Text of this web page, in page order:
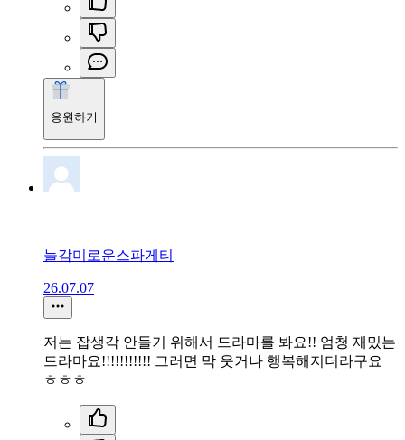
응원하기
늘감미로운스파게티
26.07.07
저는 잡생각 안들기 위해서 드라마를 봐요!! 엄청 재밌는
드라마요!!!!!!!!!!! 그러면 막 웃거나 행복해지더라구요
ㅎㅎㅎ